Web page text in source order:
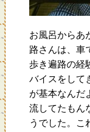
お風呂からあ
路さんは、車
歩き遍路の経
バイスをして
が基本なんだ
流してたもん
うでした。こ